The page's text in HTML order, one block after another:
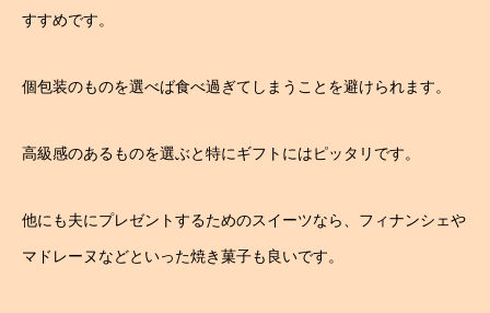
すすめです。
個包装のものを選べば食べ過ぎてしまうことを避けられます。
高級感のあるものを選ぶと特にギフトにはピッタリです。
他にも夫にプレゼントするためのスイーツなら、フィナンシェや
マドレーヌなどといった焼き菓子も良いです。